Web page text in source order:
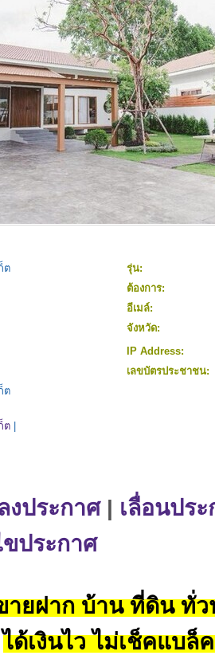
ต
รุ่น:
ต้องการ:
อีเมล์:
จังหวัด:
IP Address:
เลขบัตรประชาชน:
ต
ต
งประกาศ| เลื่อนปร
ประกาศ
ยฝาก บ้าน ที่ดิน ทั่ว
ได้เงินไว ไม่เช็คแบล็